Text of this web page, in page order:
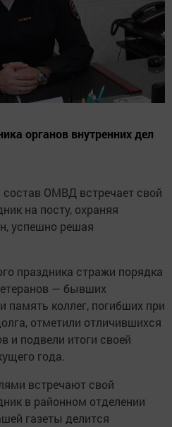
органов внутренних дел
состав ОМВД встречает свой
на посту, охраняя
успешно решая
праздника стражи порядка
— бывших
память коллег, погибших при
отметили отличившихся
и подвели итоги своей
года.
встречают свой
в районном отделении
газеты делится